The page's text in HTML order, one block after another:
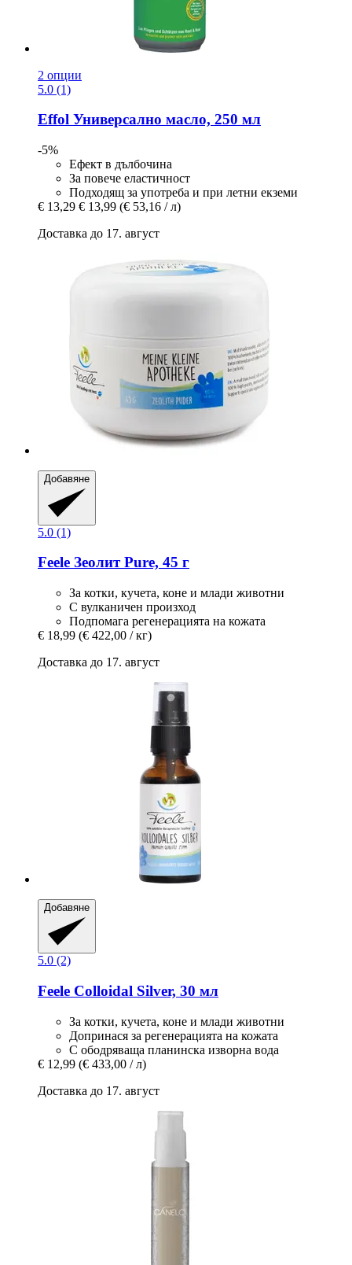
2 опции
5.0 (1)
Effol Универсално масло, 250 мл
-5%
Ефект в дълбочина
За повече еластичност
Подходящ за употреба и при летни екземи
€ 13,29 € 13,99 (€ 53,16 / л)
Доставка до 17. август
Добавяне
5.0 (1)
Feele Зеолит Pure, 45 г
За котки, кучета, коне и млади животни
С вулканичен произход
Подпомага регенерацията на кожата
€ 18,99 (€ 422,00 / кг)
Доставка до 17. август
Добавяне
5.0 (2)
Feele Colloidal Silver, 30 мл
За котки, кучета, коне и млади животни
Допринася за регенерацията на кожата
С ободряваща планинска изворна вода
€ 12,99 (€ 433,00 / л)
Доставка до 17. август